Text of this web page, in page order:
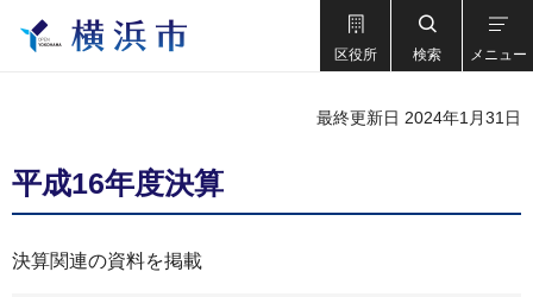
区役所 検索 メニュー
最終更新日 2024年1月31日
平成16年度決算
決算関連の資料を掲載